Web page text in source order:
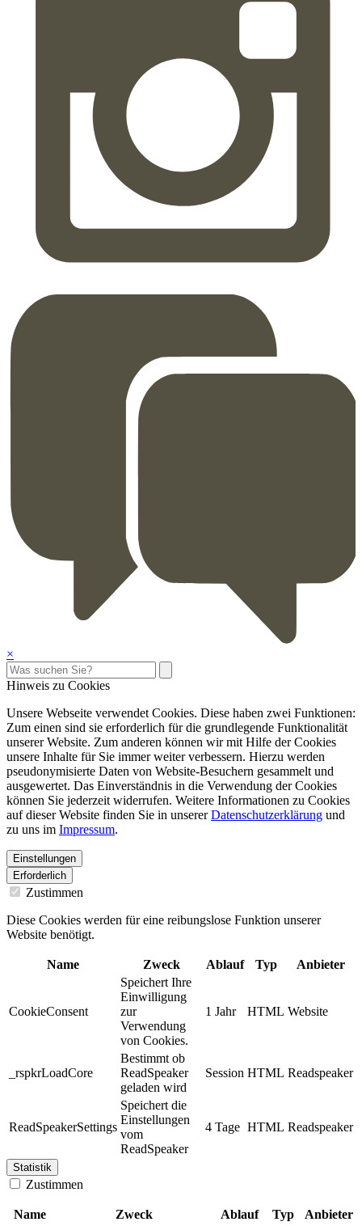
×
Hinweis zu Cookies
Unsere Webseite verwendet Cookies. Diese haben zwei Funktionen:
Zum einen sind sie erforderlich für die grundlegende Funktionalität
unserer Website. Zum anderen können wir mit Hilfe der Cookies
unsere Inhalte für Sie immer weiter verbessern. Hierzu werden
pseudonymisierte Daten von Website-Besuchern gesammelt und
ausgewertet. Das Einverständnis in die Verwendung der Cookies
können Sie jederzeit widerrufen. Weitere Informationen zu Cookies
auf dieser Website finden Sie in unsererDatenschutzerklärung und
zu uns im Impressum.
Einstellungen
Erforderlich
Zustimmen
Diese Cookies werden für eine reibungslose Funktion unserer
Website benötigt.
Name Zweck Ablauf Typ Anbieter
CookieConsent
Speichert Ihre
Einwilligung
zur
Verwendung
von Cookies.
1 Jahr HTML Website
_rspkrLoadCore
Bestimmt ob
ReadSpeaker
geladen wird
Session HTML Readspeaker
ReadSpeakerSettings
Speichert die
Einstellungen
vom
ReadSpeaker
4 Tage HTML Readspeaker
Statistik
Zustimmen
Name Zweck Ablauf Typ
Anbieter